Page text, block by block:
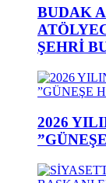
BUDAK
ŞEHRİ
2026